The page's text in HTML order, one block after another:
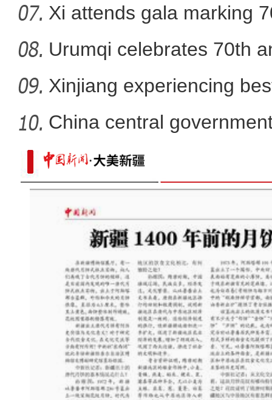
新疆：手风琴声里
Xi attends gala marking
anniver
Urumqi celebrates 70th
Xinjiang experiencing
developm
China central
than